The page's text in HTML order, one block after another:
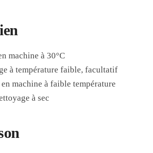
machine à 30°C
à température faible, facultatif
en machine à faible température
à sec